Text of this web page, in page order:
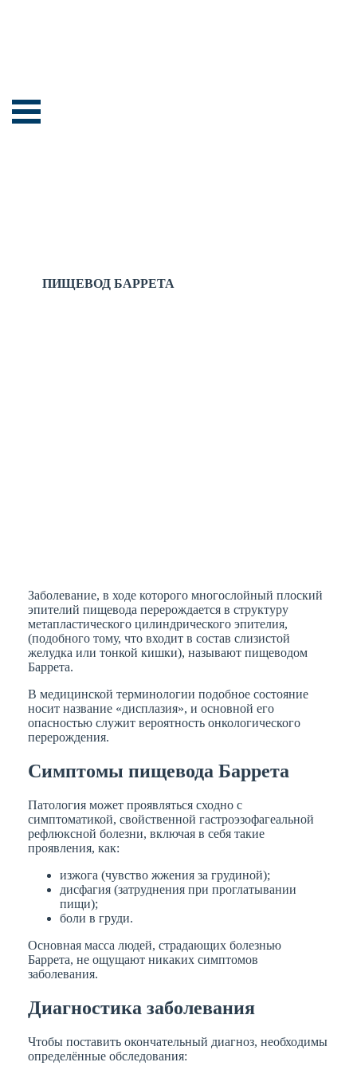
ПИЩЕВОД БАРРЕТА
Заболевание, в ходе которого многослойный плоский
эпителий пищевода перерождается в структуру
метапластического цилиндрического эпителия,
(подобного тому, что входит в состав слизистой
желудка или тонкой кишки), называют пищеводом
Баррета.
В медицинской терминологии подобное состояние
носит название «дисплазия», и основной его
опасностью служит вероятность онкологического
перерождения.
Симптомы пищевода Баррета
Патология может проявляться сходно с
симптоматикой, свойственной гастроэзофагеальной
рефлюксной болезни, включая в себя такие
проявления, как:
изжога (чувство жжения за грудиной);
дисфагия (затруднения при проглатывании
пищи);
боли в груди.
Основная масса людей, страдающих болезнью
Баррета, не ощущают никаких симптомов
заболевания.
Диагностика заболевания
Чтобы поставить окончательный диагноз, необходимы
определённые обследования: